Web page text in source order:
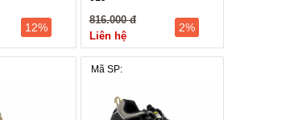
12%
816.000 đ
Liên hệ
2%
Mã SP: